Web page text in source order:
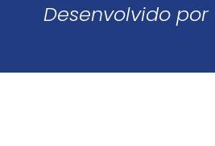
Desenvolvido por